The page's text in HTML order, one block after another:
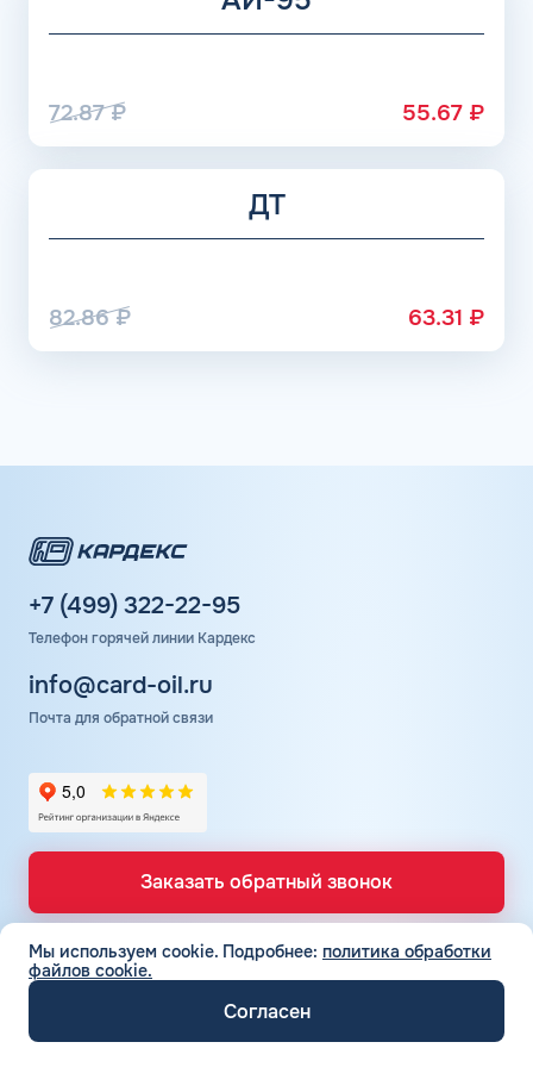
72.87₽ 55.67 ₽
ДТ
82.86₽ 63.31 ₽
+7 (499) 322-22-95
Телефон горячей линии Кардекс
info@card-oil.ru
Почта для обратной связи
Заказать обратный звонок
ТОПЛИВНЫЕ КАРТЫ
Топливные карты КАРДЕКС
Мы используем cookie. Подробнее: политика обработки
файлов cookie.
Согласен